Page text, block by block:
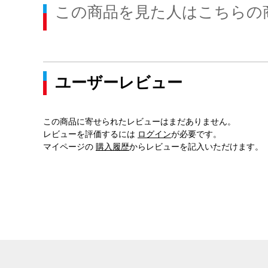
この商品を見た人はこちら
ユーザーレビュー
この商品に寄せられたレビューはまだありません。
レビューを評価するには ログインが必要です。
マイページの 購入履歴からレビューを記入いただけます。